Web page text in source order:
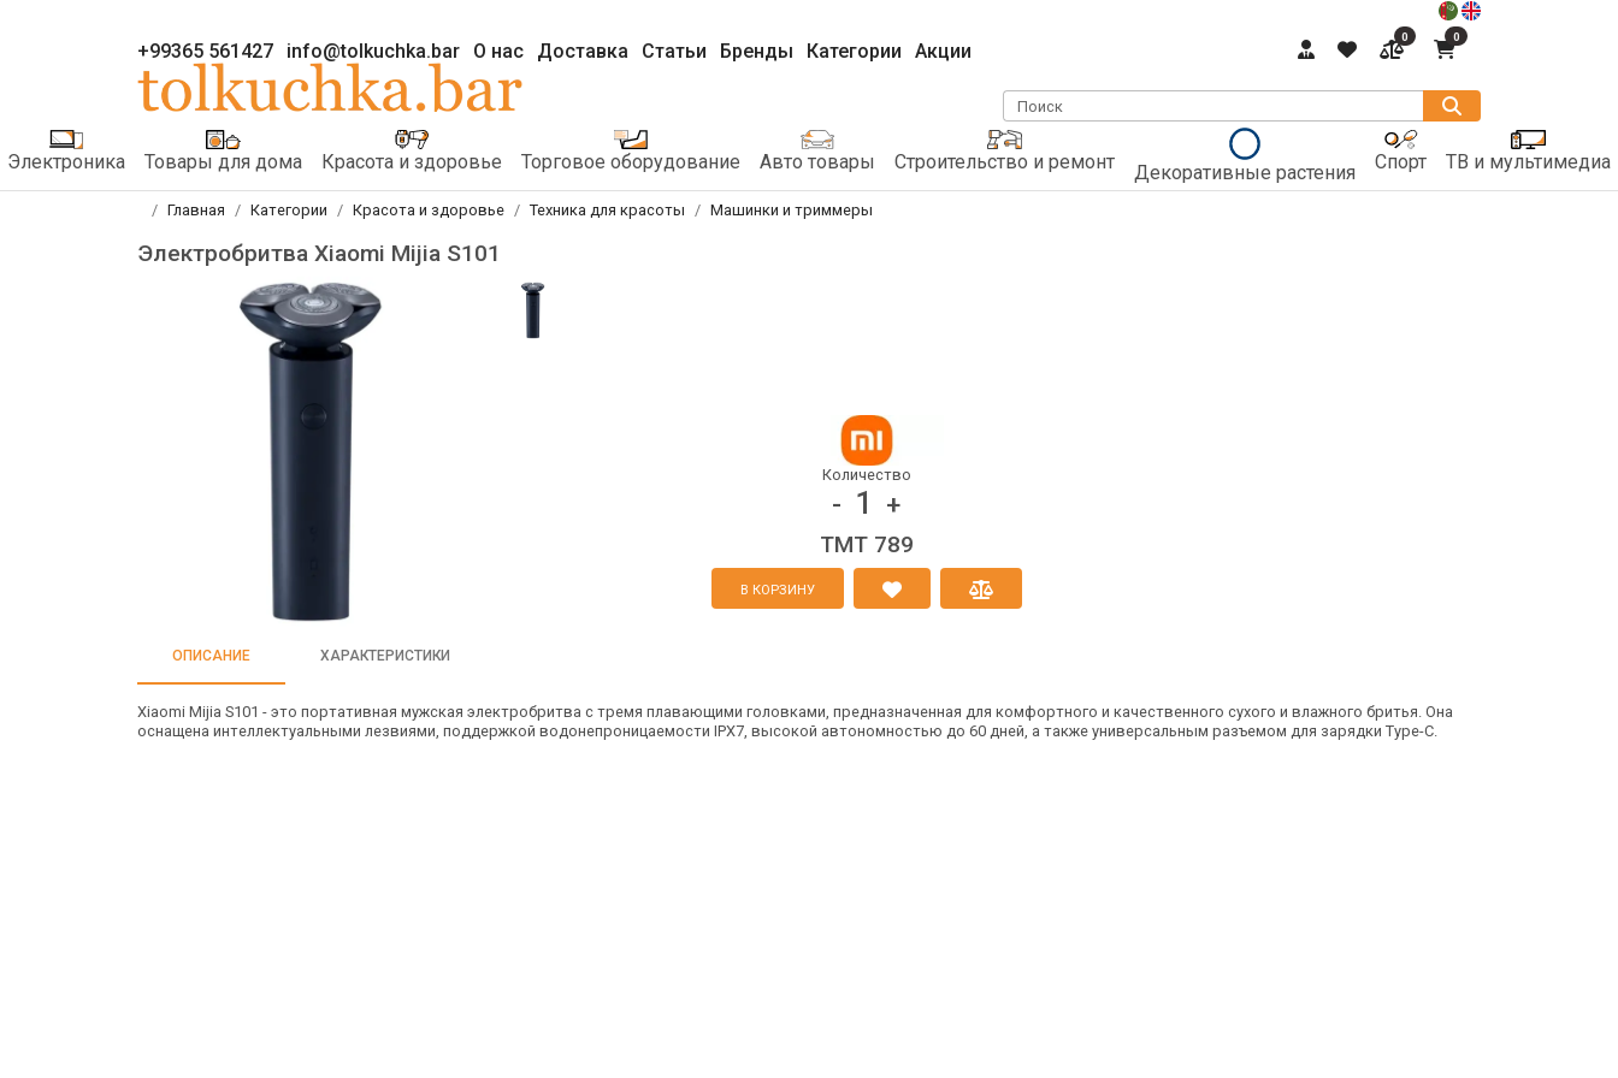
+99365 561427 info@tolkuchka.bar О нас Доставка Статьи Бренды Категории Акции
0 0
Поиск
Электроника Товары для дома Красота и здоровье Торговое оборудование Авто товары Строительство и ремонт Декоративные растения Спорт ТВ и мультимедиа
Главная Категории Красота и здоровье Техника для красоты Машинки и триммеры
Электробритва Xiaomi Mijia S101
Количество
- 1 +
TMT 789
В КОРЗИНУ
ОПИСАНИЕ ХАРАКТЕРИСТИКИ
Xiaomi Mijia S101 - это портативная мужская электробритва с тремя плавающими головками, предназначенная для комфортного и качественного сухого и влажного бритья. Она
оснащена интеллектуальными лезвиями, поддержкой водонепроницаемости IPX7, высокой автономностью до 60 дней, а также универсальным разъемом для зарядки Type-C.